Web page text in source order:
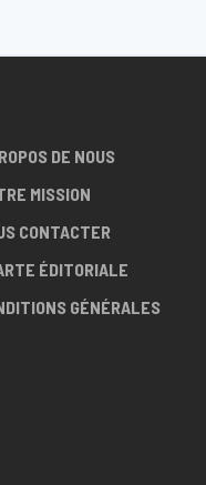
DE NOUS
MISSION
CONTACTER
ÉDITORIALE
GÉNÉRALES